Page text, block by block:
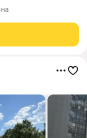
с коммерцией на